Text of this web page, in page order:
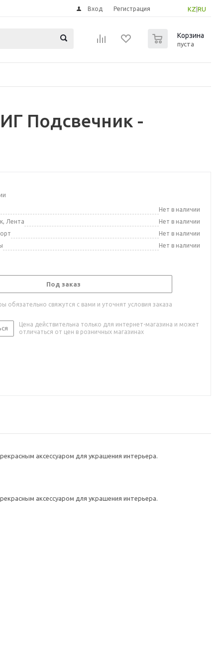
KZ RU
Вход Регистрация
Корзина
пуста
Подсвечник -
Нет в наличии
Лента
Нет в наличии
Нет в наличии
Нет в наличии
Под заказ
обязательно свяжутся с вами и уточнят условия заказа
Цена действительна только для интернет-магазина и может
отличаться от цен в розничных магазинах
аксессуаром для украшения интерьера.
аксессуаром для украшения интерьера.